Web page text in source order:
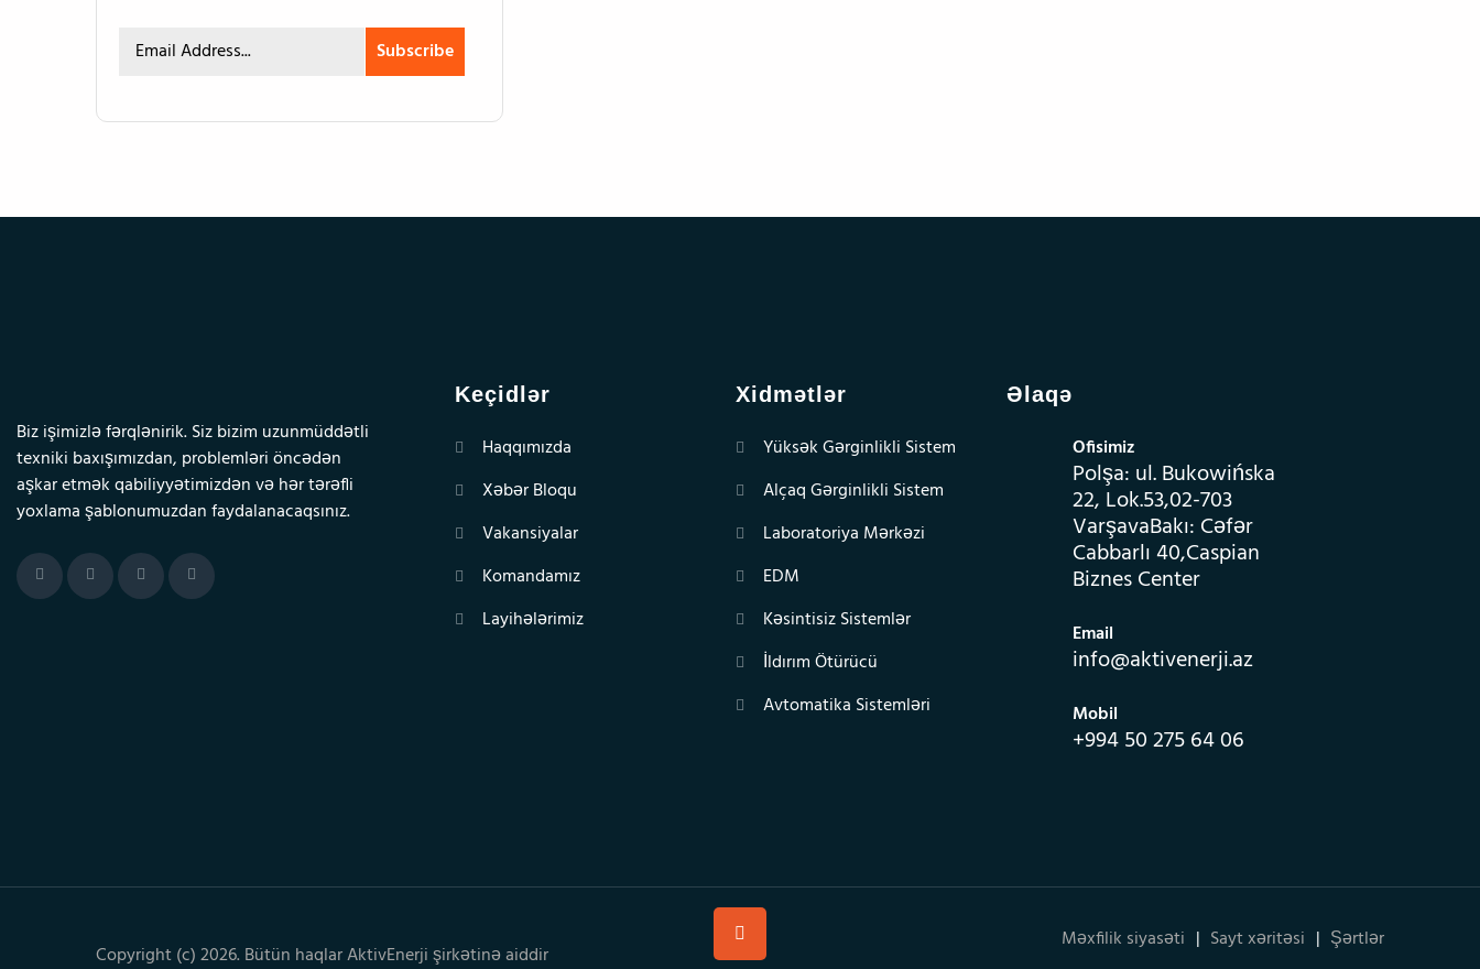
Subscribe
Biz işimizlə fərqlənirik. Siz bizim uzunmüddətli
texniki baxışımızdan, problemləri öncədən
aşkar etmək qabiliyyətimizdən və hər tərəfli
yoxlama şablonumuzdan faydalanacaqsınız.
Keçidlər
Haqqımızda
Xəbər Bloqu
Vakansiyalar
Komandamız
Layihələrimiz
Xidmətlər
Yüksək Gərginlikli Sistem
Alçaq Gərginlikli Sistem
Laboratoriya Mərkəzi
EDM
Kəsintisiz Sistemlər
İldırım Ötürücü
Avtomatika Sistemləri
Əlaqə
Ofisimiz
Polşa: ul. Bukowińska
22, Lok.53,02-703
VarşavaBakı: Cəfər
Cabbarlı 40,Caspian
Biznes Center
Email
info@aktivenerji.az
Mobil
+994 50 275 64 06
Copyright (c) 2026. Bütün haqlar AktivEnerji şirkətinə aiddir
Məxfilik siyasəti Sayt xəritəsi Şərtlər